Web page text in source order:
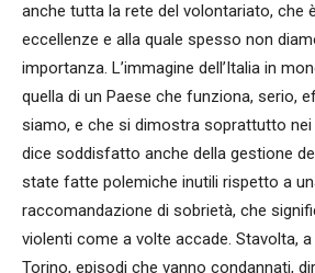
anche tutta la rete del volontariato, che
eccellenze e alla quale spesso non
importanza. L’immagine dell’Italia in
quella di un Paese che funziona, serio,
siamo, e che si dimostra soprattutto nei
dice soddisfatto anche della gestione
state fatte polemiche inutili rispetto a
raccomandazione di sobrietà, che
violenti come a volte accade. Stavolta,
Torino, episodi che vanno condannati,